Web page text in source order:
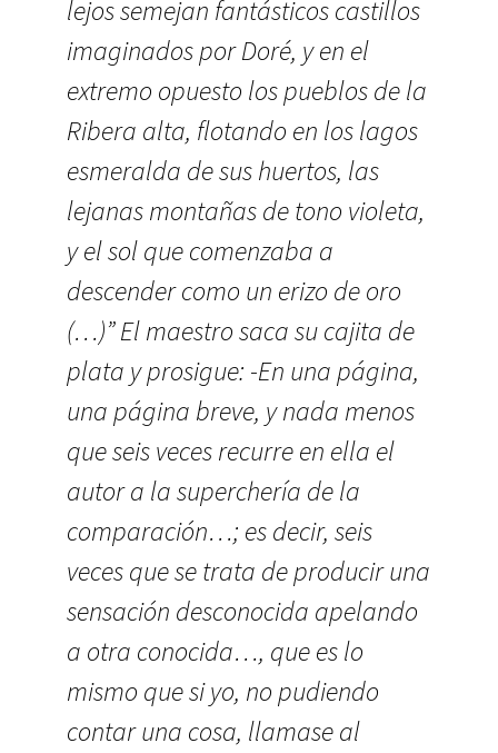
lejos semejan fantásticos castillos
imaginados por Doré, y en el
extremo opuesto los pueblos de la
Ribera alta, flotando en los lagos
esmeralda de sus huertos, las
lejanas montañas de tono violeta,
y el sol que comenzaba a
descender como un erizo de oro
(…)” El maestro saca su cajita de
plata y prosigue: -En una página,
una página breve, y nada menos
que seis veces recurre en ella el
autor a la superchería de la
comparación…; es decir, seis
veces que se trata de producir una
sensación desconocida apelando
a otra conocida…, que es lo
mismo que si yo, no pudiendo
contar una cosa, llamase al